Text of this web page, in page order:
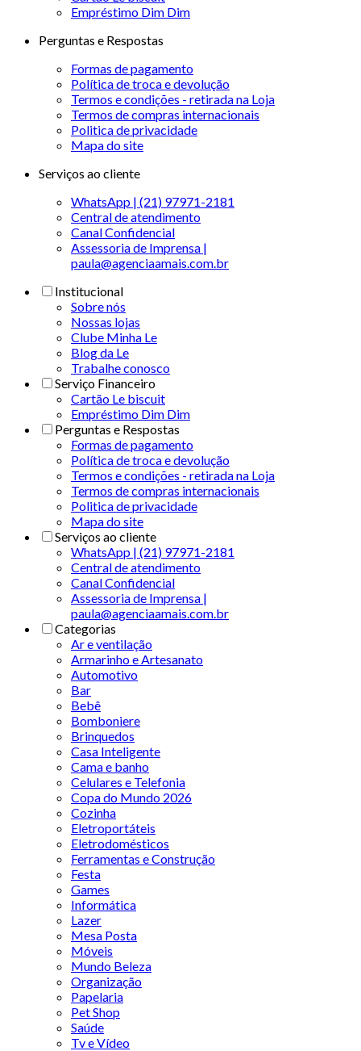
Empréstimo Dim Dim
Perguntas e Respostas
Formas de pagamento
Política de troca e devolução
Termos e condições - retirada na Loja
Termos de compras internacionais
Politica de privacidade
Mapa do site
Serviços ao cliente
WhatsApp | (21) 97971-2181
Central de atendimento
Canal Confidencial
Assessoria de Imprensa |
paula@agenciaamais.com.br
Institucional
Sobre nós
Nossas lojas
Clube Minha Le
Blog da Le
Trabalhe conosco
Serviço Financeiro
Cartão Le biscuit
Empréstimo Dim Dim
Perguntas e Respostas
Formas de pagamento
Política de troca e devolução
Termos e condições - retirada na Loja
Termos de compras internacionais
Politica de privacidade
Mapa do site
Serviços ao cliente
WhatsApp | (21) 97971-2181
Central de atendimento
Canal Confidencial
Assessoria de Imprensa |
paula@agenciaamais.com.br
Categorias
Ar e ventilação
Armarinho e Artesanato
Automotivo
Bar
Bebê
Bomboniere
Brinquedos
Casa Inteligente
Cama e banho
Celulares e Telefonia
Copa do Mundo 2026
Cozinha
Eletroportáteis
Eletrodomésticos
Ferramentas e Construção
Festa
Games
Informática
Lazer
Mesa Posta
Móveis
Mundo Beleza
Organização
Papelaria
Pet Shop
Saúde
Tv e Vídeo